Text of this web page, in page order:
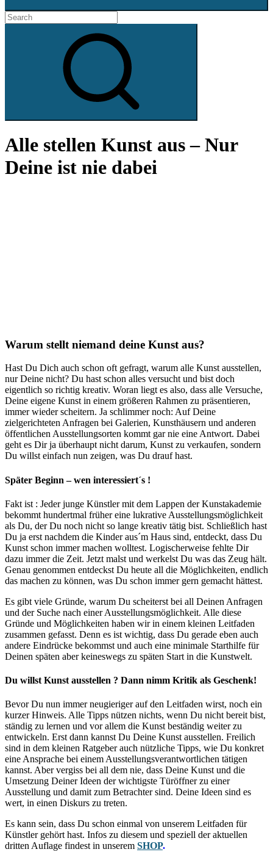
Search
for:
Alle stellen Kunst aus – Nur
Deine ist nie dabei
Warum stellt niemand deine Kunst aus?
Hast Du Dich auch schon oft gefragt, warum alle Kunst ausstellen,
nur Deine nicht? Du hast schon alles versucht und bist doch
eigentlich so richtig kreativ. Woran liegt es also, dass alle Versuche,
Deine eigene Kunst in einem größeren Rahmen zu präsentieren,
immer wieder scheitern. Ja schlimmer noch: Auf Deine
zielgerichteten Anfragen bei Galerien, Kunsthäusern und anderen
öffentlichen Ausstellungsorten kommt gar nie eine Antwort. Dabei
geht es Dir ja überhaupt nicht darum, Kunst zu verkaufen, sondern
Du willst einfach nun zeigen, was Du drauf hast.
Später Beginn – wen interessiert´s !
Fakt ist : Jeder junge Künstler mit dem Lappen der Kunstakademie
bekommt hundertmal früher eine lukrative Ausstellungsmöglichkeit
als Du, der Du noch nicht so lange kreativ tätig bist. Schließlich hast
Du ja erst nachdem die Kinder aus´m Haus sind, entdeckt, dass Du
Kunst schon immer machen wolltest. Logischerweise fehlte Dir
dazu immer die Zeit. Jetzt malst und werkelst Du was das Zeug hält.
Genau genommen entdeckst Du heute all die Möglichkeiten, endlich
das machen zu können, was Du schon immer gern gemacht hättest.
Es gibt viele Gründe, warum Du scheiterst bei all Deinen Anfragen
und der Suche nach einer Ausstellungsmöglichkeit. Alle diese
Gründe und Möglichkeiten haben wir in einem kleinen Leitfaden
zusammen gefasst. Denn es ist wichtig, dass Du gerade eben auch
andere Eindrücke bekommst und auch eine minimale Starthilfe für
Deinen späten aber keineswegs zu späten Start in die Kunstwelt.
Du willst Kunst ausstellen ? Dann nimm Kritik als Geschenk!
Bevor Du nun immer neugieriger auf den Leitfaden wirst, noch ein
kurzer Hinweis. Alle Tipps nützen nichts, wenn Du nicht bereit bist,
ständig zu lernen und vor allem die Kunst beständig weiter zu
entwickeln. Erst dann kannst Du Deine Kunst ausstellen. Freilich
sind in dem kleinen Ratgeber auch nützliche Tipps, wie Du konkret
eine Ansprache bei einem Ausstellungsverantwortlichen tätigen
kannst. Aber vergiss bei all dem nie, dass Deine Kunst und die
Umsetzung Deiner Ideen der wichtigste Türöffner zu einer
Ausstellung und damit zum Betrachter sind. Deine Ideen sind es
wert, in einen Diskurs zu treten.
Es kann sein, dass Du schon einmal von unserem Leitfaden für
Künstler gehört hast. Infos zu diesem und speziell der aktuellen
dritten Auflage findest in unserem SHOP.